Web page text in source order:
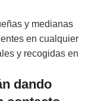
y medianas
en cualquier
y recogidas en
dando